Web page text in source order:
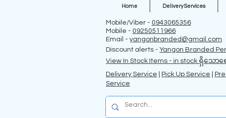
Home Delivery Services
Mobile/Viber - 0943065356
Mobile - 09250511966
Email - yangonbranded@gmail.com
Discount alerts - Yangon Branded
View In Stock Items - in stock ရှိသောရေ
Delivery Service
Pick Up Service
Service